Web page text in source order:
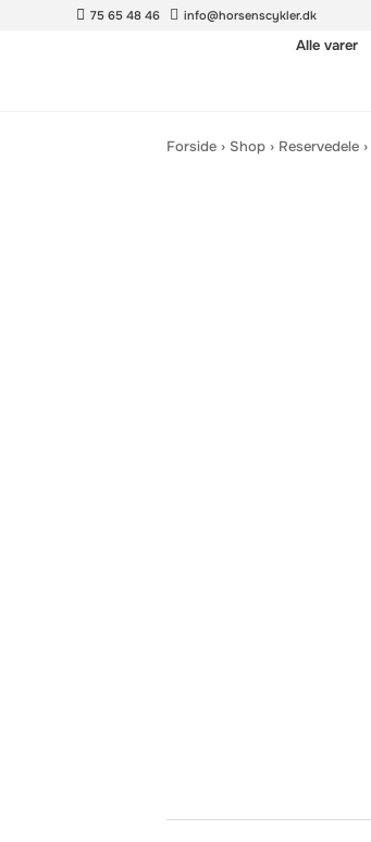
75 65 48 46 info@horsenscykler.dk
Alle varer
Forside› Shop› Reservedele›